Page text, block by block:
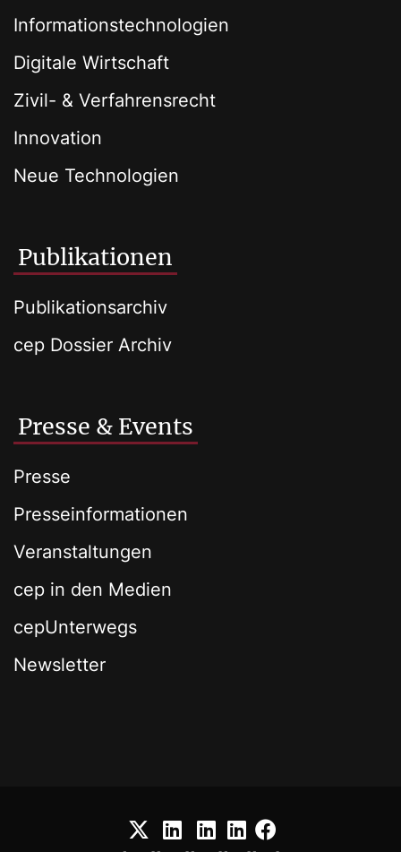
Informationstechnologien
Digitale Wirtschaft
Zivil- & Verfahrensrecht
Innovation
Neue Technologien
Publikationen
Publikationsarchiv
cep Dossier Archiv
Presse & Events
Presse
Presseinformationen
Veranstaltungen
cep in den Medien
cepUnterwegs
Newsletter